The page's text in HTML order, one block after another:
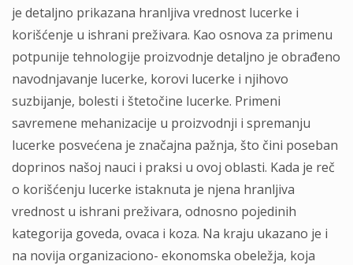
je detaljno prikazana hranljiva vrednost lucerke i
korišćenje u ishrani preživara. Kao osnova za primenu
potpunije tehnologije proizvodnje detaljno je obrađeno
navodnjavanje lucerke, korovi lucerke i njihovo
suzbijanje, bolesti i štetočine lucerke. Primeni
savremene mehanizacije u proizvodnji i spremanju
lucerke posvećena je značajna pažnja, što čini poseban
doprinos našoj nauci i praksi u ovoj oblasti. Kada je reč
o korišćenju lucerke istaknuta je njena hranljiva
vrednost u ishrani preživara, odnosno pojedinih
kategorija goveda, ovaca i koza. Na kraju ukazano je i
na novija organizaciono- ekonomska obeležja, koja